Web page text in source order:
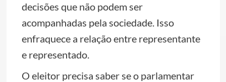
decisões que não podem ser
acompanhadas pela sociedade. Isso
enfraquece a relação entre representante
e representado.
O eleitor precisa saber se o parlamentar